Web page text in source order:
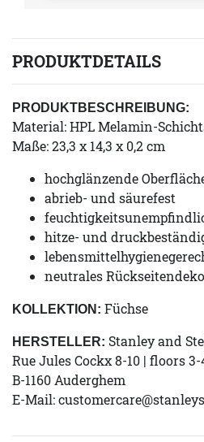
PRODUKTDETAILS
PRODUKTBESCHREIBUNG:
Material: HPL Melamin-
Maße: 23,3 x 14,3 x 0,2 cm
hochglänzende
abrieb- und säurefest
hitze- und
neutrales
KOLLEKTION: Füchse
HERSTELLER: Stanley and
Rue Jules Cockx 8-10 | floors 3-
B-1160 Auderghem
E-Mail: